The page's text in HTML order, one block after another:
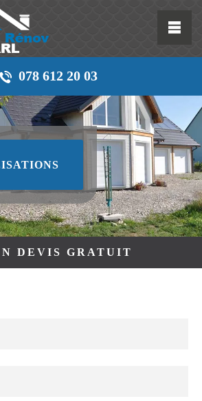
078 612 20 03
DEVIS GRATUIT